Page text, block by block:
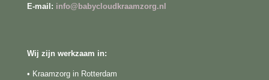
E-mail: info@babycloudkraamzorg.nl
Wij zijn werkzaam in:
• Kraamzorg in Rotterdam